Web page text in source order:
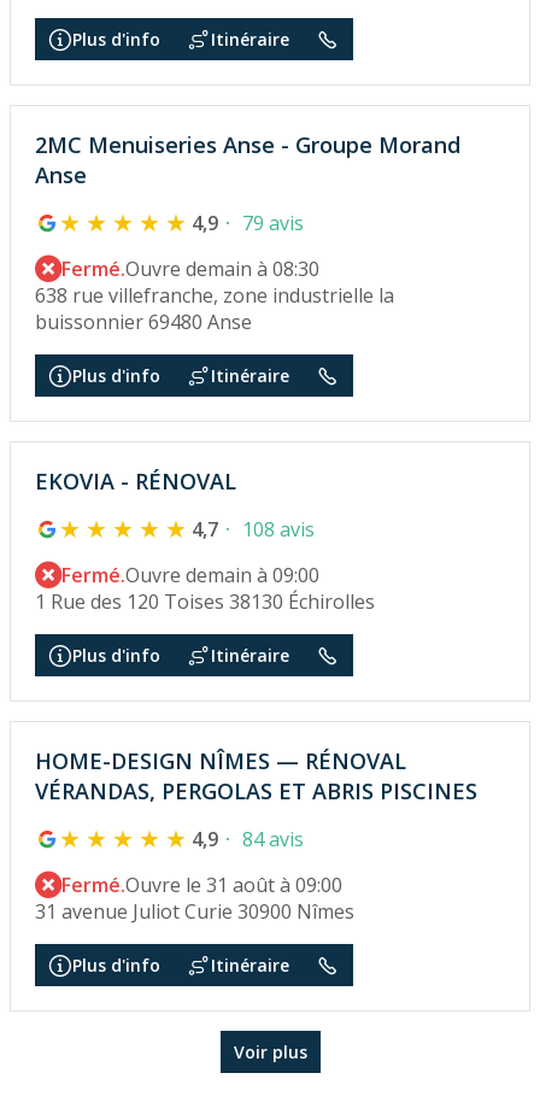
Plus d'info Itinéraire
2MC Menuiseries Anse - Groupe Morand
Anse
4,9
79 avis
Fermé.Ouvre demain à 08:30
638 rue villefranche, zone industrielle la
buissonnier 69480 Anse
Plus d'info Itinéraire
EKOVIA - RÉNOVAL
4,7
108 avis
Fermé.Ouvre demain à 09:00
1 Rue des 120 Toises 38130 Échirolles
Plus d'info Itinéraire
HOME-DESIGN NÎMES — RÉNOVAL
VÉRANDAS, PERGOLAS ET ABRIS PISCINES
4,9
84 avis
Fermé.Ouvre le 31 août à 09:00
31 avenue Juliot Curie 30900 Nîmes
Plus d'info Itinéraire
Voir plus